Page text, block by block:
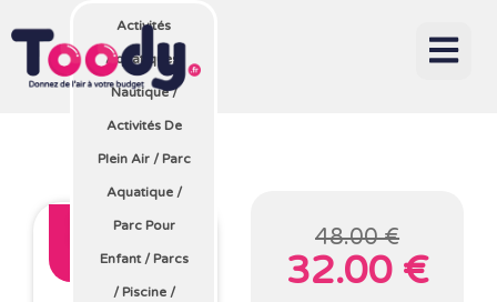
33 %
Avec Toody
Activités
Aquatiques,
Nautique/
Activités De
Plein Air/Parc
Aquatique/
Parc Pour
Enfant/Parcs
/Piscine/
48.00 €
32.00 €